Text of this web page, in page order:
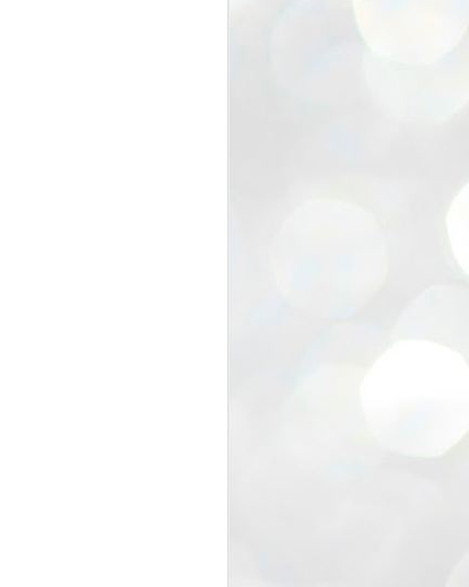
founder Abhijeet Dipke has said
to strengthen its organisation
and it does not aim at entering
the movement’s biggest
of education minister
of people to question the
interest.
with its volunteers before
When we started this protest,